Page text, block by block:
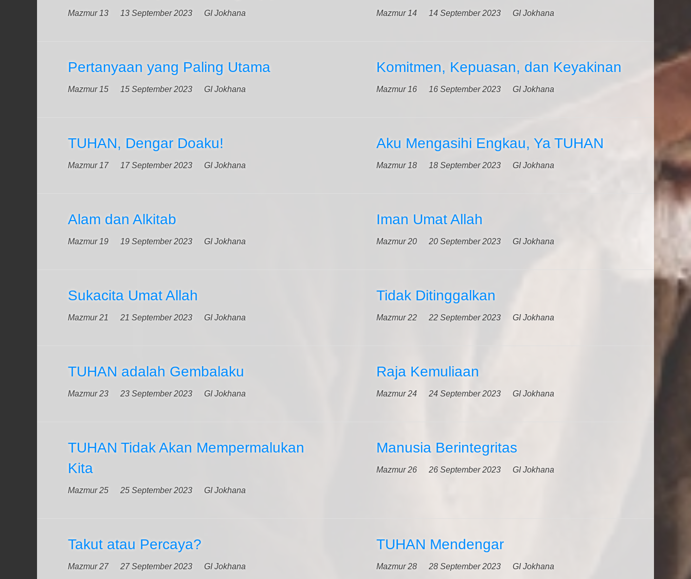
Mazmur 13 13 September 2023 GI Jokhana Mazmur 14 14 September 2023 GI Jokhana
Pertanyaan yang Paling Utama
Mazmur 15 15 September 2023 GI Jokhana
Komitmen, Kepuasan, dan Keyakinan
Mazmur 16 16 September 2023 GI Jokhana
TUHAN, Dengar Doaku!
Mazmur 17 17 September 2023 GI Jokhana
Aku Mengasihi Engkau, Ya TUHAN
Mazmur 18 18 September 2023 GI Jokhana
Alam dan Alkitab
Mazmur 19 19 September 2023 GI Jokhana
Iman Umat Allah
Mazmur 20 20 September 2023 GI Jokhana
Sukacita Umat Allah
Mazmur 21 21 September 2023 GI Jokhana
Tidak Ditinggalkan
Mazmur 22 22 September 2023 GI Jokhana
TUHAN adalah Gembalaku
Mazmur 23 23 September 2023 GI Jokhana
Raja Kemuliaan
Mazmur 24 24 September 2023 GI Jokhana
TUHAN Tidak Akan Mempermalukan
Kita
Mazmur 25 25 September 2023 GI Jokhana
Manusia Berintegritas
Mazmur 26 26 September 2023 GI Jokhana
Takut atau Percaya?
Mazmur 27 27 September 2023 GI Jokhana
TUHAN Mendengar
Mazmur 28 28 September 2023 GI Jokhana